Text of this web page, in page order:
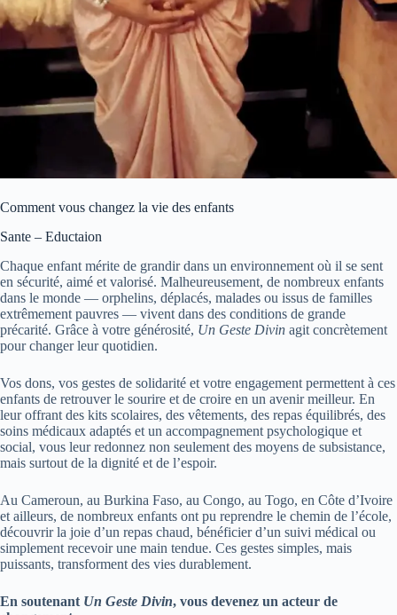
Comment vous changez la vie des enfants
Sante – Eductaion
Chaque enfant mérite de grandir dans un environnement où il se sent
en sécurité, aimé et valorisé. Malheureusement, de nombreux enfants
dans le monde — orphelins, déplacés, malades ou issus de familles
extrêmement pauvres — vivent dans des conditions de grande
précarité. Grâce à votre générosité, Un Geste Divin agit concrètement
pour changer leur quotidien.
Vos dons, vos gestes de solidarité et votre engagement permettent à ces
enfants de retrouver le sourire et de croire en un avenir meilleur. En
leur offrant des kits scolaires, des vêtements, des repas équilibrés, des
soins médicaux adaptés et un accompagnement psychologique et
social, vous leur redonnez non seulement des moyens de subsistance,
mais surtout de la dignité et de l’espoir.
Au Cameroun, au Burkina Faso, au Congo, au Togo, en Côte d’Ivoire
et ailleurs, de nombreux enfants ont pu reprendre le chemin de l’école,
découvrir la joie d’un repas chaud, bénéficier d’un suivi médical ou
simplement recevoir une main tendue. Ces gestes simples, mais
puissants, transforment des vies durablement.
En soutenant Un Geste Divin, vous devenez un acteur de